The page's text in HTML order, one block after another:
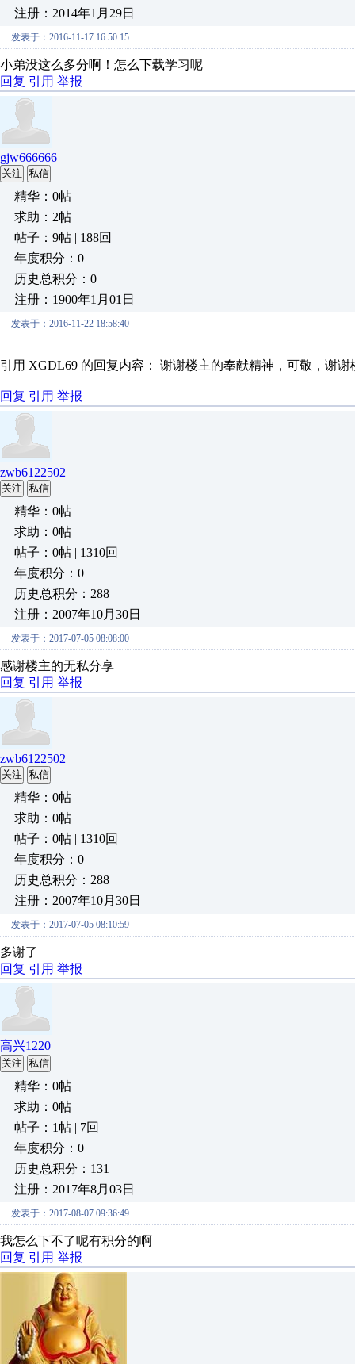
注册：2014年1月29日
发表于：2016-11-17 16:50:15
小弟没这么多分啊！怎么下载学习呢
回复 引用 举报
gjw666666
关注 私信
精华：0帖
求助：2帖
帖子：9帖 | 188回
年度积分：0
历史总积分：0
注册：1900年1月01日
发表于：2016-11-22 18:58:40
引用 XGDL69 的回复内容： 谢谢楼主的奉献精神，可敬，谢谢
回复 引用 举报
zwb6122502
关注 私信
精华：0帖
求助：0帖
帖子：0帖 | 1310回
年度积分：0
历史总积分：288
注册：2007年10月30日
发表于：2017-07-05 08:08:00
感谢楼主的无私分享
回复 引用 举报
zwb6122502
关注 私信
精华：0帖
求助：0帖
帖子：0帖 | 1310回
年度积分：0
历史总积分：288
注册：2007年10月30日
发表于：2017-07-05 08:10:59
多谢了
回复 引用 举报
高兴1220
关注 私信
精华：0帖
求助：0帖
帖子：1帖 | 7回
年度积分：0
历史总积分：131
注册：2017年8月03日
发表于：2017-08-07 09:36:49
我怎么下不了呢有积分的啊
回复 引用 举报